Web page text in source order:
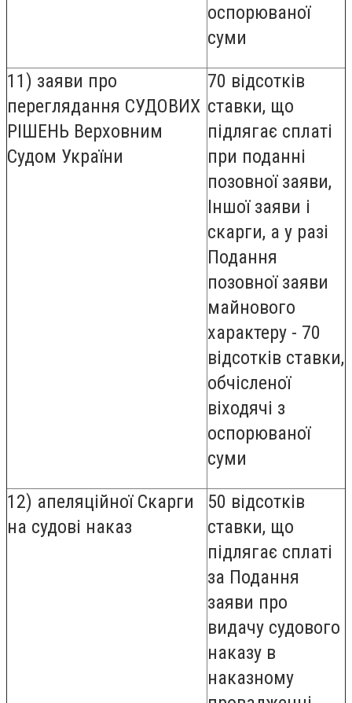
оспорюваної
суми
11) заяви про
переглядання СУДОВИХ
РІШЕНЬ Верховним
Судом України
70 відсотків
ставки, що
підлягає сплаті
при поданні
позовної заяви,
Іншої заяви і
скарги, а у разі
Подання
позовної заяви
майнового
характеру - 70
відсотків ставки,
обчісленої
віходячі з
оспорюваної
суми
12) апеляційної Скарги
на судові наказ
50 відсотків
ставки, що
підлягає сплаті
за Подання
заяви про
видачу судового
наказу в
наказному